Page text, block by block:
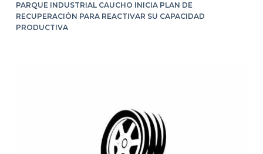
PARQUE INDUSTRIAL CAUCHO INICIA PLAN DE
RECUPERACIÓN PARA REACTIVAR SU CAPACIDAD
PRODUCTIVA